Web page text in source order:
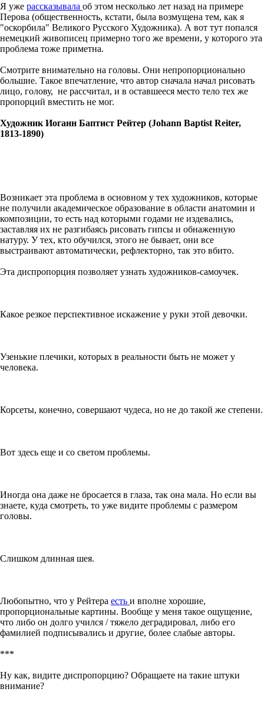
Я уже рассказывала об этом несколько лет назад на примере
Перова (общественность, кстати, была возмущена тем, как я
"оскорбила" Великого Русского Художника). А вот тут попался
немецкий живописец примерно того же времени, у которого эта
проблема тоже приметна.
Смотрите внимательно на головы. Они непропорционально
большие. Такое впечатление, что автор сначала начал рисовать
лицо, голову, не рассчитал, и в оставшееся место тело тех же
пропорций вместить не мог.
Художник Иоганн Баптист Рейтер (Johann Baptist Reiter,
1813-1890)
Возникает эта проблема в основном у тех художников, которые
не получили академическое образование в области анатомии и
композиции, то есть над которыми годами не издевались,
заставляя их не разгибаясь рисовать гипсы и обнаженную
натуру. У тех, кто обучился, этого не бывает, они все
выстраивают автоматически, рефлекторно, так это вбито.
Эта диспропорция позволяет узнать художников-самоучек.
Какое резкое перспективное искажение у руки этой девочки.
Узенькие плечики, которых в реальности быть не может у
человека.
Корсеты, конечно, совершают чудеса, но не до такой же степени.
Вот здесь еще и со светом проблемы.
Иногда она даже не бросается в глаза, так она мала. Но если вы
знаете, куда смотреть, то уже видите проблемы с размером
головы.
Слишком длинная шея.
Любопытно, что у Рейтера есть и вполне хорошие,
пропорциональные картины. Вообще у меня такое ощущение,
что либо он долго учился / тяжело деградировал, либо его
фамилией подписывались и другие, более слабые авторы.
***
Ну как, видите диспропорцию? Обращаете на такие штуки
внимание?